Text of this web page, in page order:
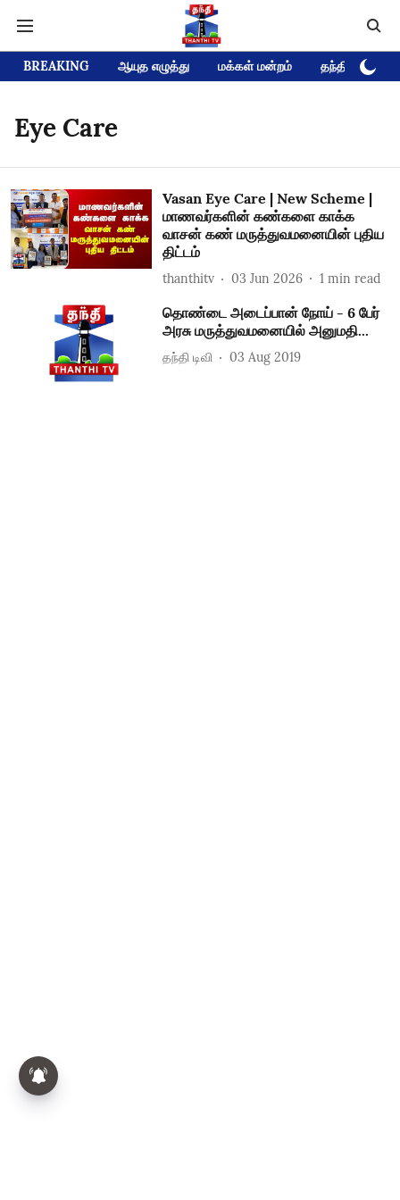
BREAKING ஆயுத எழுத்து மக்கள் மன்றம் தந்தி டிவி
Eye Care
Vasan Eye Care | New Scheme |
மாணவர்களின் கண்களை காக்க
வாசன் கண் மருத்துவமனையின் புதிய
திட்டம்
thanthitv 03 Jun 2026 1 min read
தொண்டை அடைப்பான் நோய் - 6 பேர்
அரசு மருத்துவமனையில் அனுமதி...
தந்தி டிவி 03 Aug 2019